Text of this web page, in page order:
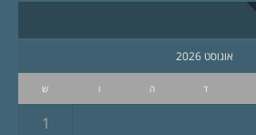
אוגוסט 2026
ד ה ו ש
1